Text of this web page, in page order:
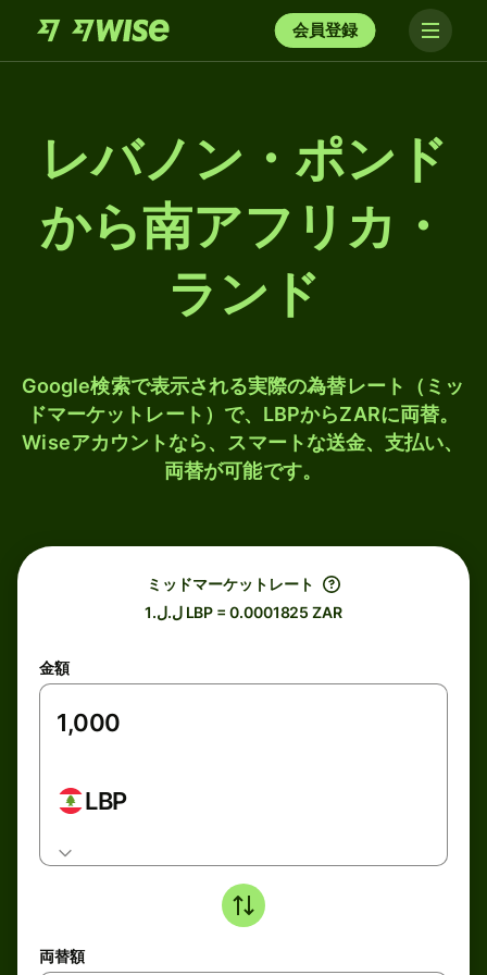
会員登録
レバノン・ポンド
から南アフリカ・
ランド
Google検索で表示される実際の為替レート（ミッ
ドマーケットレート）で、LBPからZARに両替。
Wiseアカウントなら、スマートな送金、支払い、
両替が可能です。
ミッドマーケットレート
ل.ل.1 LBP = 0.0001825 ZAR
金額
LBP
両替額